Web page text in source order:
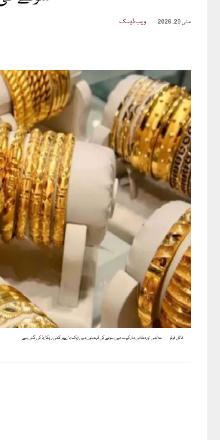
مئی 29, 2026 ویب ڈیسک
فائل فوٹو عالمی اور مقامی مارکیٹ میں سونے کی قیمتوں میں ایک بار پھر کمی ریکارڈ کی گئی ہے